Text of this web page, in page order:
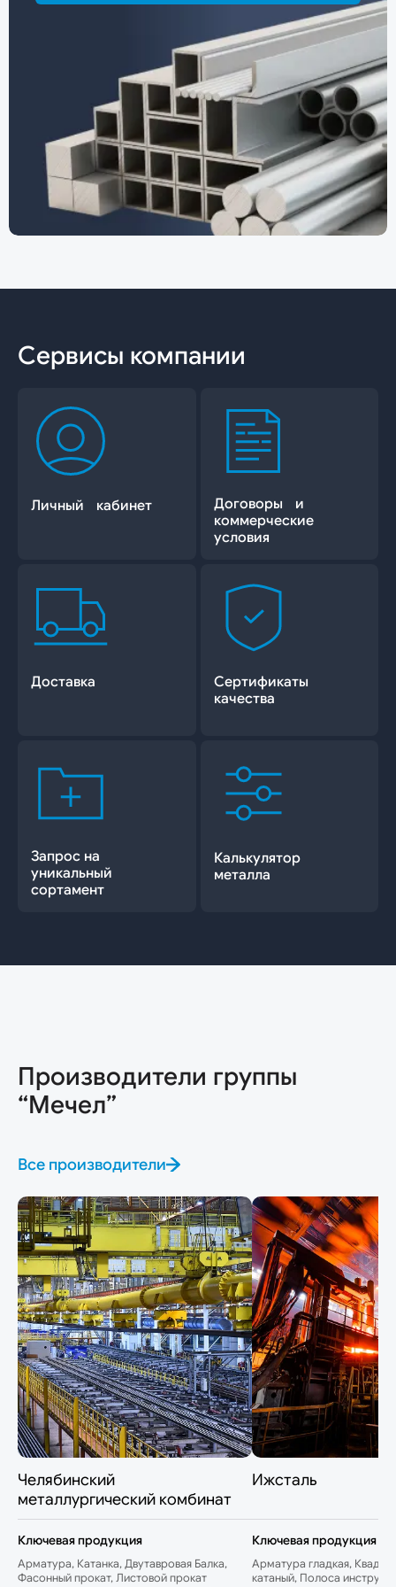
Сервисы компании
Личный кабинет
Договоры и
коммерческие
условия
Доставка
Сертификаты
качества
Запрос на
уникальный
сортамент
Калькулятор
металла
Производители группы
“Мечел”
Все производители
Челябинский
металлургический комбинат
Ключевая продукция
Арматура, Катанка, Двутавровая Балка,
Фасонный прокат, Листовой прокат
Ижсталь
Ключевая продукция
Арматура гладкая,
катаный, Полоса